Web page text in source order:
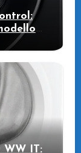
WW IT: